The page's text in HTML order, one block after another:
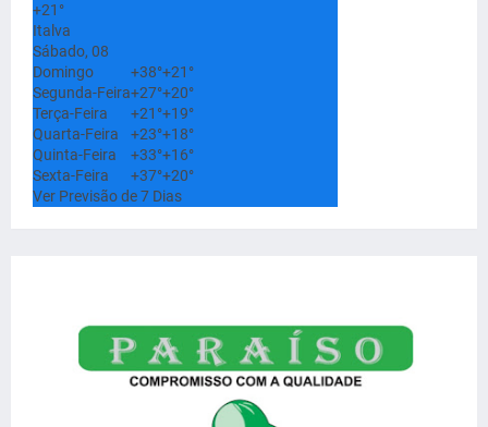
+21°
Italva
Sábado, 08
Domingo
+38°+21°
Segunda-Feira+27°+20°
Terça-Feira
+21°+19°
Quarta-Feira
+23°+18°
Quinta-Feira
+33°+16°
Sexta-Feira
+37°+20°
Ver Previsão de 7 Dias